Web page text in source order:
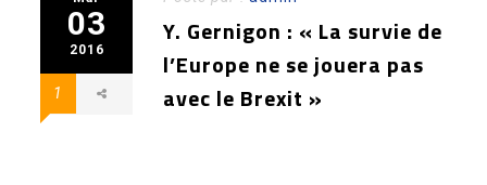
03
2016
1
Y. Gernigon : « La survie de
l’Europe ne se jouera pas
avec le Brexit »